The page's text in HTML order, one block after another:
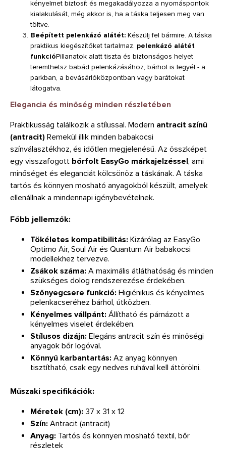
kényelmet biztosít és megakadályozza a nyomáspontok
kialakulását, még akkor is, ha a táska teljesen meg van
töltve.
Beépített pelenkázó alátét: Készülj fel bármire. A táska
praktikus kiegészítőket tartalmaz. pelenkázó alátét
funkcióPillanatok alatt tiszta és biztonságos helyet
teremthetsz babád pelenkázásához, bárhol is legyél - a
parkban, a bevásárlóközpontban vagy barátokat
látogatva.
Elegancia és minőség minden részletében
Praktikusság találkozik a stílussal. Modern antracit színű
(antracit) Remekül illik minden babakocsi
színválasztékhoz, és időtlen megjelenésű. Az összképet
egy visszafogott bőrfolt EasyGo márkajelzéssel, ami
minőséget és eleganciát kölcsönöz a táskának. A táska
tartós és könnyen mosható anyagokból készült, amelyek
ellenállnak a mindennapi igénybevételnek.
Főbb jellemzők:
Tökéletes kompatibilitás: Kizárólag az EasyGo
Optimo Air, Soul Air és Quantum Air babakocsi
modellekhez tervezve.
Zsákok száma: A maximális átláthatóság és minden
szükséges dolog rendszerezése érdekében.
Szőnyegcsere funkció: Higiénikus és kényelmes
pelenkacseréhez bárhol, útközben.
Kényelmes vállpánt: Állítható és párnázott a
kényelmes viselet érdekében.
Stílusos dizájn: Elegáns antracit szín és minőségi
anyagok bőr logóval.
Könnyű karbantartás: Az anyag könnyen
tisztítható, csak egy nedves ruhával kell áttörölni.
Műszaki specifikációk:
Méretek (cm): 37 x 31 x 12
Szín: Antracit (antracit)
Anyag: Tartós és könnyen mosható textil, bőr
részletek